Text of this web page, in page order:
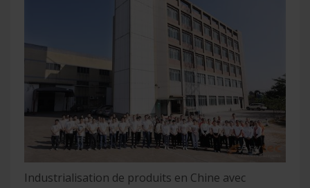
Industrialisation de produits en Chine avec